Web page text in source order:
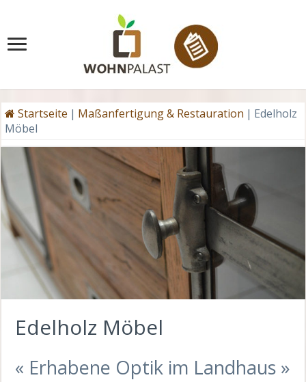
Startseite | Maßanfertigung & Restauration | Edelholz
Möbel
Edelholz Möbel
« Erhabene Optik im Landhaus »